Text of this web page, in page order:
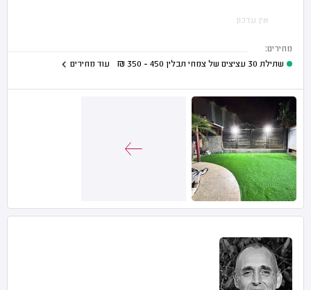
אין עדכון
מחירים:
שתילת 30 עציצים של צמחי תבלין
450 - 350
₪ עוד מחירים